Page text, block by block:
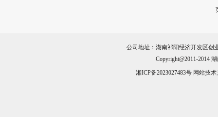
公司地址：湖南祁阳经济开发区创
Copyright@2011-2014
湘ICP备2023027483号 网站技